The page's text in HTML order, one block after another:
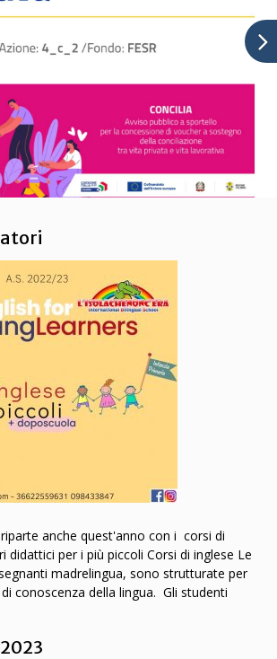
anche quest'anno con i corsi di
didattici per i più piccoli Corsi di inglese Le
madrelingua, sono strutturate per
conoscenza della lingua. Gli studenti